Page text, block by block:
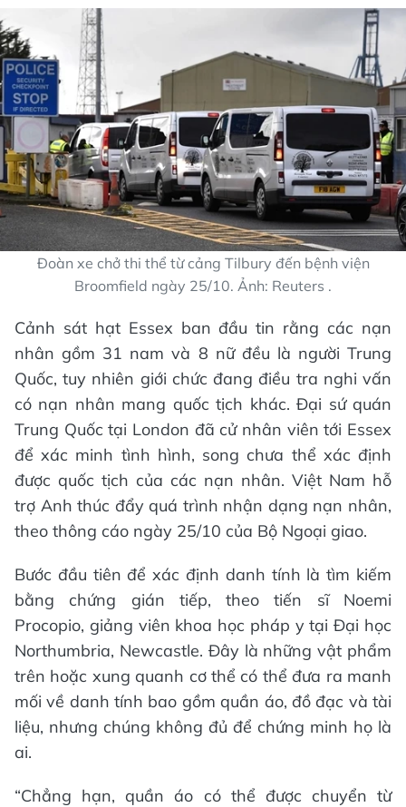
Đoàn xe chở thi thể từ cảng Tilbury đến bệnh viện
Broomfield ngày 25/10. Ảnh: Reuters .
Cảnh sát hạt Essex ban đầu tin rằng các nạn
nhân gồm 31 nam và 8 nữ đều là người Trung
Quốc, tuy nhiên giới chức đang điều tra nghi vấn
có nạn nhân mang quốc tịch khác. Đại sứ quán
Trung Quốc tại London đã cử nhân viên tới Essex
để xác minh tình hình, song chưa thể xác định
được quốc tịch của các nạn nhân. Việt Nam hỗ
trợ Anh thúc đẩy quá trình nhận dạng nạn nhân,
theo thông cáo ngày 25/10 của Bộ Ngoại giao.
Bước đầu tiên để xác định danh tính là tìm kiếm
bằng chứng gián tiếp, theo tiến sĩ Noemi
Procopio, giảng viên khoa học pháp y tại Đại học
Northumbria, Newcastle. Đây là những vật phẩm
trên hoặc xung quanh cơ thể có thể đưa ra manh
mối về danh tính bao gồm quần áo, đồ đạc và tài
liệu, nhưng chúng không đủ để chứng minh họ là
ai.
“Chẳng hạn, quần áo có thể được chuyển từ